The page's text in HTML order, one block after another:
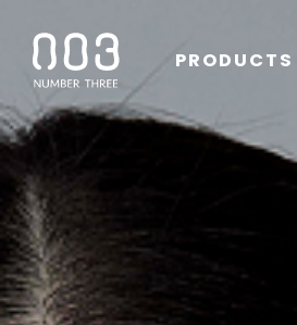
PRODUCTS